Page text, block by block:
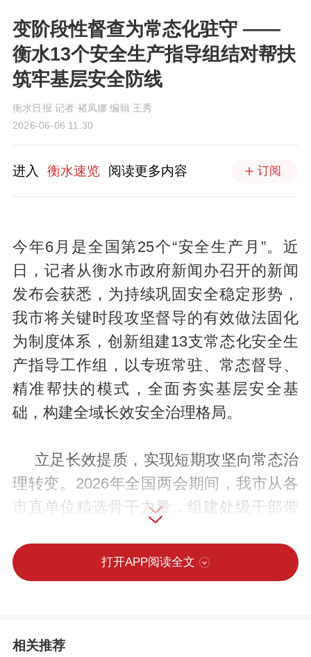
变阶段性督查为常态化驻守 ——
衡水13个安全生产指导组结对帮扶
筑牢基层安全防线
衡水日报 记者 褚凤娜 编辑 王秀
2026-06-06 11:30
进入 衡水速览 阅读更多内容 订阅
今年6月是全国第25个“安全生产月”。近
日，记者从衡水市政府新闻办召开的新闻
发布会获悉，为持续巩固安全稳定形势，
我市将关键时段攻坚督导的有效做法固化
为制度体系，创新组建13支常态化安全生
产指导工作组，以专班常驻、常态督导、
精准帮扶的模式，全面夯实基层安全基
础，构建全域长效安全治理格局。
立足长效提质，实现短期攻坚向常态治
理转变。2026年全国两会期间，我市从各
市直单位精选骨干力量，组建处级干部带
展全覆盖进驻式督导，有效排查化解各类
安全风险隐患，保障了全市安全生产形势
我市将临时集中督查转化为常态化驻点指
打开APP阅读全文
相关推荐